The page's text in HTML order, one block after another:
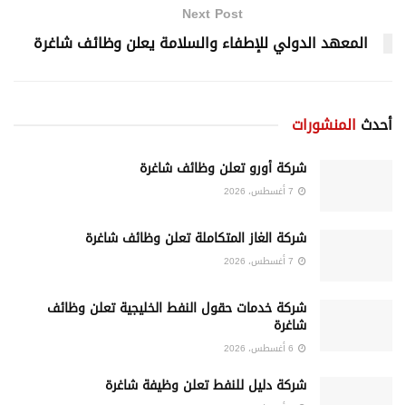
Next Post
المعهد الدولي للإطفاء والسلامة يعلن وظائف شاغرة
أحدث المنشورات
شركة أورو تعلن وظائف شاغرة
شركة الغاز المتكاملة تعلن وظائف شاغرة
شركة خدمات حقول النفط الخليجية تعلن وظائف
شاغرة
شركة دليل للنفط تعلن وظيفة شاغرة